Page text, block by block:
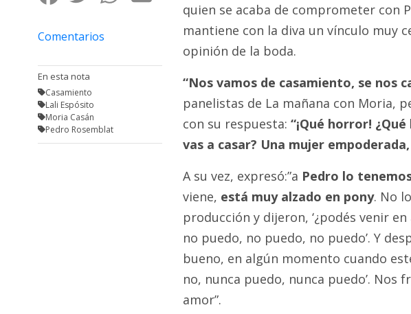
Comentarios
En esta nota
Casamiento
Lali Espósito
Moria Casán
Pedro Rosemblat
quien se acaba de comprometer con
mantiene con la diva un vínculo muy
opinión de la boda.
“Nos vamos de casamiento, se nos
panelistas de La mañana con Moria,
con su respuesta: “¡Qué horror!
vas a casar? Una mujer
A su vez, expresó:”a Pedro lo
viene, está muy alzado en pony. No
producción y dijeron, ‘¿podés venir
no puedo, no puedo, no puedo’. Y
bueno, en algún momento cuando
no, nunca puedo, nunca puedo’. Nos
amor”.